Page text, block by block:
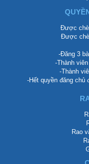
Được
Được
-Đăng 3
-Thành
-Thành
-Hết quyền đăng chủ
Rao